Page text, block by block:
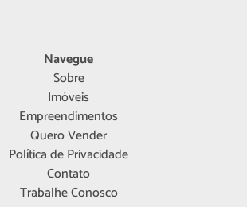
Navegue
Sobre
Imóveis
Empreendimentos
Quero Vender
Política de Privacidade
Contato
Trabalhe Conosco